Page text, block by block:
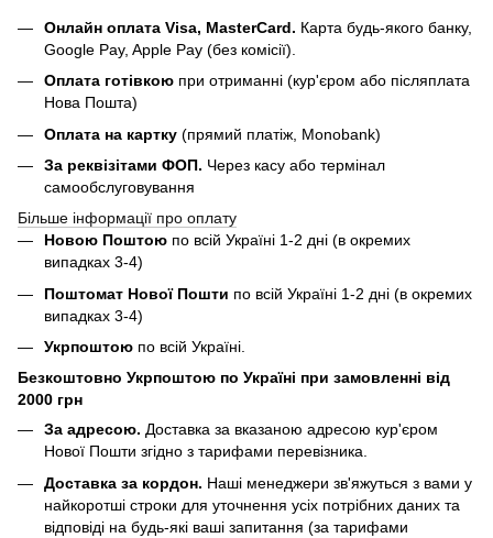
Онлайн оплата Visa, MasterCard. Карта будь-якого банку,
Google Pay, Apple Pay (без комісії).
Оплата готівкою при отриманні (кур'єром або післяплата
Нова Пошта)
Оплата на картку (прямий платіж, Monobank)
За реквізітами ФОП. Через касу або термінал
самообслуговування
Більше інформації про оплату
Новою Поштою по всій Україні 1-2 дні (в окремих
випадках 3-4)
Поштомат Нової Пошти по всій Україні 1-2 дні (в окремих
випадках 3-4)
Укрпоштою по всій Україні.
Безкоштовно Укрпоштою по Україні при замовленні від
2000 грн
За адресою. Доставка за вказаною адресою кур'єром
Нової Пошти згідно з тарифами перевізника.
Доставка за кордон. Наші менеджери зв'яжуться з вами у
найкоротші строки для уточнення усіх потрібних даних та
відповіді на будь-які ваші запитання (за тарифами